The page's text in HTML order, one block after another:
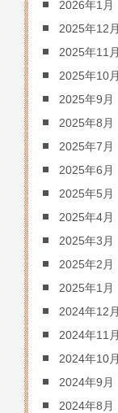
2026年1月
2025年12月
2025年11月
2025年10月
2025年9月
2025年8月
2025年7月
2025年6月
2025年5月
2025年4月
2025年3月
2025年2月
2025年1月
2024年12月
2024年11月
2024年10月
2024年9月
2024年8月